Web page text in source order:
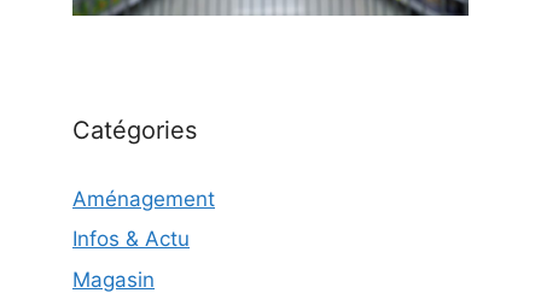
Catégories
Aménagement
Infos & Actu
Magasin